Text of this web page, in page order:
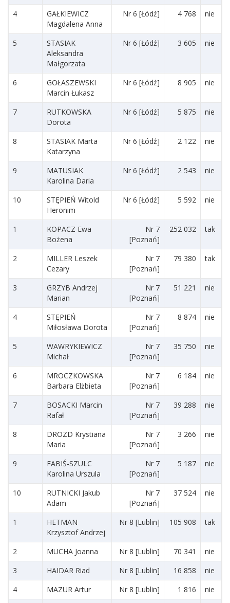
4
GAŁKIEWICZ
Magdalena Anna
Nr 6 [Łódź] 4 768 nie
5
STASIAK
Aleksandra
Małgorzata
Nr 6 [Łódź] 3 605 nie
6
GOŁASZEWSKI
Marcin Łukasz
Nr 6 [Łódź] 8 905 nie
7
RUTKOWSKA
Dorota
Nr 6 [Łódź] 5 875 nie
8
STASIAK Marta
Katarzyna
Nr 6 [Łódź] 2 122 nie
9
MATUSIAK
Karolina Daria
Nr 6 [Łódź] 2 543 nie
10
STĘPIEŃ Witold
Heronim
Nr 6 [Łódź] 5 592 nie
1
KOPACZ Ewa
Bożena
Nr 7
[Poznań]
252 032 tak
2
MILLER Leszek
Cezary
Nr 7
[Poznań]
79 380 tak
3
GRZYB Andrzej
Marian
Nr 7
[Poznań]
51 221 nie
4
STĘPIEŃ
Miłosława Dorota
Nr 7
[Poznań]
8 874 nie
5
WAWRYKIEWICZ
Michał
Nr 7
[Poznań]
35 750 nie
6
MROCZKOWSKA
Barbara Elżbieta
Nr 7
[Poznań]
6 184 nie
7
BOSACKI Marcin
Rafał
Nr 7
[Poznań]
39 288 nie
8
DROZD Krystiana
Maria
Nr 7
[Poznań]
3 266 nie
9
FABIŚ-SZULC
Karolina Urszula
Nr 7
[Poznań]
5 187 nie
10
RUTNICKI Jakub
Adam
Nr 7
[Poznań]
37 524 nie
1
HETMAN
Krzysztof Andrzej
Nr 8 [Lublin] 105 908 tak
2 MUCHA Joanna Nr 8 [Lublin] 70 341
nie
3
HAIDAR Riad Nr 8 [Lublin] 16 858
nie
4
MAZUR Artur Nr 8 [Lublin] 1 816
nie